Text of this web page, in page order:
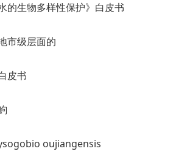
生物多样性保护》白皮书
级层面的
皮书
oujiangensis